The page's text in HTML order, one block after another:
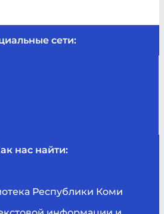
сети:
нас найти:
Республики Коми